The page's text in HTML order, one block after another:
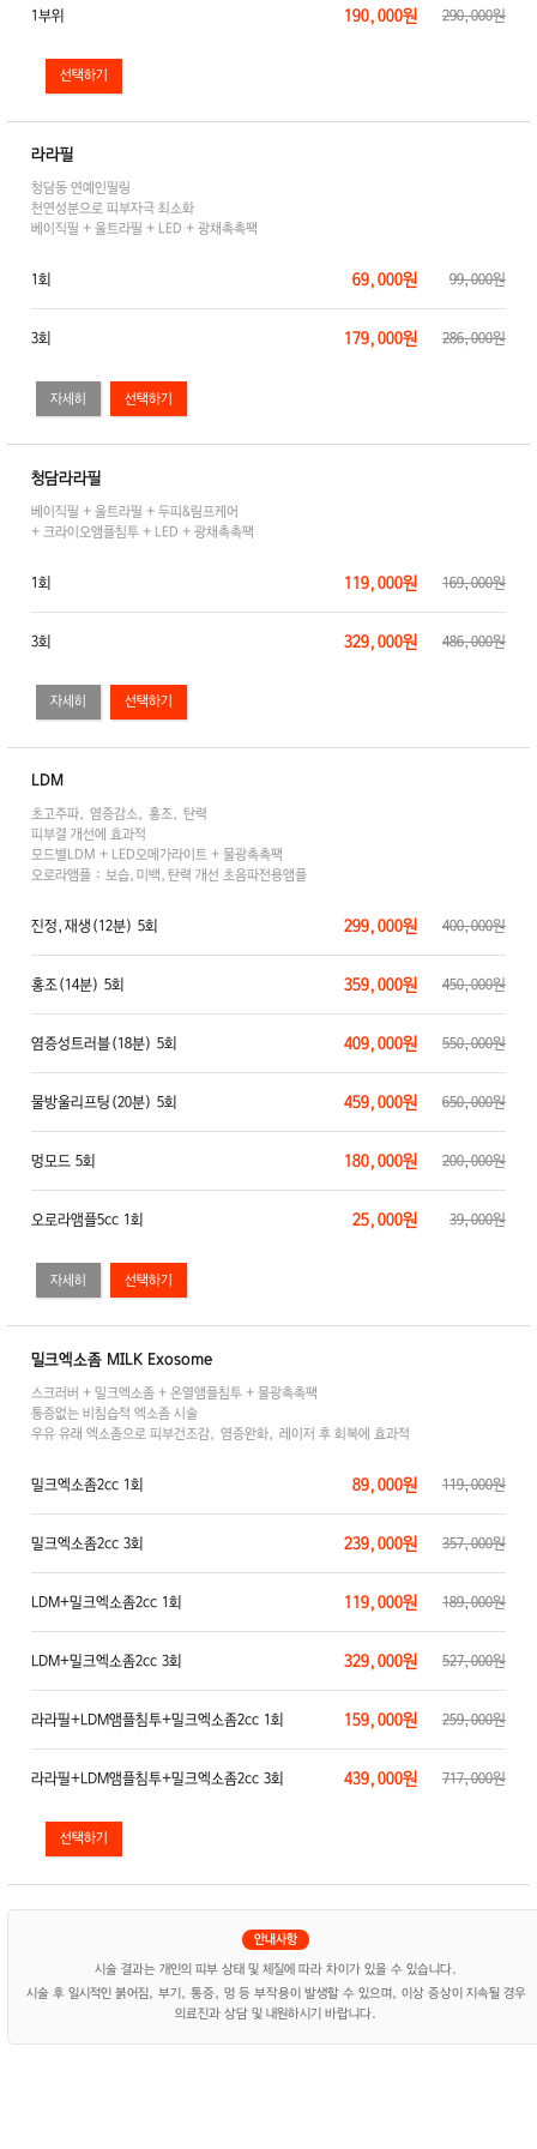
1부위 190,000원 290,000원
라라필
청담동 연예인필링
천연성분으로 피부자극 최소화
베이직필 + 울트라필 + LED + 광채촉촉팩
자세히
1회 69,000원 99,000원
3회 179,000원 286,000원
청담라라필
베이직필 + 울트라필 + 두피&림프케어
+ 크라이오앰플침투 + LED + 광채촉촉팩
자세히
1회 119,000원 169,000원
3회 329,000원 486,000원
LDM
초고주파, 염증감소, 홍조, 탄력
피부결 개선에 효과적
모드별LDM + LED오메가라이트 + 물광촉촉팩
오로라앰플 : 보습,미백,탄력 개선 초음파전용앰플
자세히
진정,재생(12분) 5회 299,000원 400,000원
홍조(14분) 5회 359,000원 450,000원
염증성트러블(18분) 5회 409,000원 550,000원
물방울리프팅(20분) 5회 459,000원 650,000원
멍모드 5회 180,000원 200,000원
오로라앰플5cc 1회 25,000원 39,000원
밀크엑소좀 MILK Exosome
스크러버 + 밀크엑소좀 + 온열앰플침투 + 물광촉촉팩
통증없는 비침습적 엑소좀 시술
우유 유래 엑소좀으로 피부건조감, 염증완화, 레이저 후 회복에 효과적
밀크엑소좀2cc 1회 89,000원 119,000원
밀크엑소좀2cc 3회 239,000원 357,000원
LDM+밀크엑소좀2cc 1회 119,000원 189,000원
LDM+밀크엑소좀2cc 3회 329,000원 527,000원
라라필+LDM앰플침투+밀크엑소좀2cc 1회 159,000원 259,000원
라라필+LDM앰플침투+밀크엑소좀2cc 3회 439,000원 717,000원
시술 결과는 개인의 피부 상태 및 체질에 따라 차이가 있을 수 있습니다.
시술 후 일시적인 붉어짐, 부기, 통증, 멍 등 부작용이 발생할 수 있으며, 이상 증상이 지속될 경우
의료진과 상담 및 내원하시기 바랍니다.